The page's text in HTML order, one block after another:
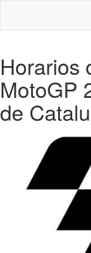
Horarios
MotoGP
de